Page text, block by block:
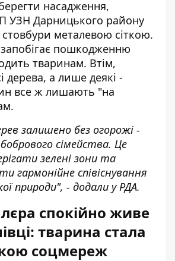
насадження,
УЗН Дарницького району
металевою сіткою.
пошкодженню
тваринам. Втім,
дерева, а лише деякі -
все ж лишають "на
залишено без огорожі -
сімейства. Це
зелені зони та
гармонійне співіснування
природи", - додали у РДА.
спокійно живе
тварина стала
соцмереж